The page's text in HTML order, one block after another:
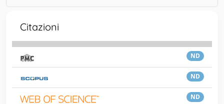
Citazioni
ND
ND
ND